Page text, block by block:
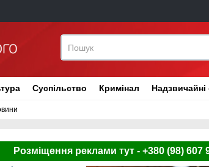
Суспільство Кримінал Надзвичайні
Розміщення реклами тут - +380 (98) 607 99